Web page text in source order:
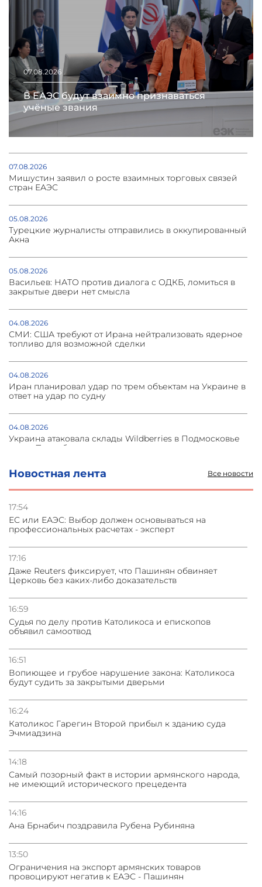
Новостная лента Все новости
17:54
ЕС или ЕАЭС: Выбор должен основываться на
профессиональных расчетах - эксперт
17:16
Даже Reuters фиксирует, что Пашинян обвиняет
Церковь без каких-либо доказательств
16:59
Судья по делу против Католикоса и епископов
объявил самоотвод
16:51
Вопиющее и грубое нарушение закона: Католикоса
будут судить за закрытыми дверьми
16:24
Католикос Гарегин Второй прибыл к зданию суда
Эчмиадзина
14:18
Самый позорный факт в истории армянского народа,
не имеющий исторического прецедента
14:16
Ана Брнабич поздравила Рубена Рубиняна
13:50
Oграничения на экспорт армянских товаров
провоцируют негатив к ЕАЭС - Пашинян
07.08.2026
В ЕАЭС будут взаимно признаваться
учёные звания
07.08.2026
Мишустин заявил о росте взаимных торговых связей
стран ЕАЭС
05.08.2026
Турецкие журналисты отправились в оккупированный
Акна
05.08.2026
Васильев: НАТО против диалога с ОДКБ, ломиться в
закрытые двери нет смысла
04.08.2026
СМИ: США требуют от Ирана нейтрализовать ядерное
топливо для возможной сделки
04.08.2026
Иран планировал удар по трем объектам на Украине в
ответ на удар по судну
04.08.2026
Украина атаковала склады Wildberries в Подмосковье
и под Петербургом
03.08.2026
Стратегия безопасности ОДКБ допускает применение
03.08.2026
31.07.2026
погрануправления СНБ Армении в Тбилиси